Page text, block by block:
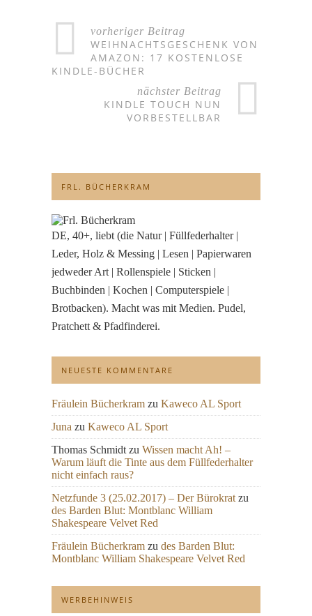
vorheriger Beitrag
WEIHNACHTSGESCHENK VON
AMAZON: 17 KOSTENLOSE
KINDLE-BÜCHER
nächster Beitrag
KINDLE TOUCH NUN
VORBESTELLBAR
FRL. BÜCHERKRAM
DE, 40+, liebt (die Natur | Füllfederhalter |
Leder, Holz & Messing | Lesen | Papierwaren
jedweder Art | Rollenspiele | Sticken |
Buchbinden | Kochen | Computerspiele |
Brotbacken). Macht was mit Medien. Pudel,
Pratchett & Pfadfinderei.
NEUESTE KOMMENTARE
Fräulein Bücherkram zu Kaweco AL Sport
Juna zu Kaweco AL Sport
Thomas Schmidt zu Wissen macht Ah! –
Warum läuft die Tinte aus dem Füllfederhalter
nicht einfach raus?
Netzfunde 3 (25.02.2017) – Der Bürokrat zu
des Barden Blut: Montblanc William
Shakespeare Velvet Red
Fräulein Bücherkram zu des Barden Blut:
Montblanc William Shakespeare Velvet Red
WERBEHINWEIS